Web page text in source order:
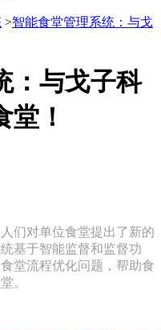
>智能食堂管理系统：与戈
：与戈子科
！
们对单位食堂提出了新的
基于智能监督和监督功
堂流程优化问题，帮助食
。